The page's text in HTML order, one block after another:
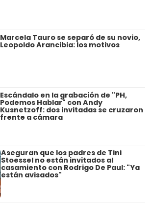
Marcela Tauro se separó de su novio,
Leopoldo Arancibia: los motivos
Escándalo en la grabación de "PH,
Podemos Hablar" con Andy
Kusnetzoff: dos invitadas se cruzaron
frente a cámara
Aseguran que los padres de Tini
Stoessel no están invitados al
casamiento con Rodrigo De Paul: "Ya
están avisados"